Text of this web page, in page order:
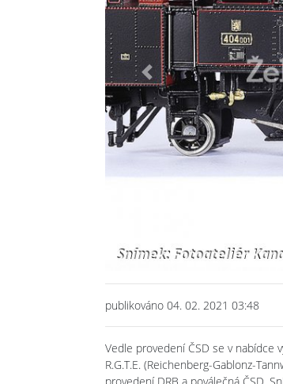
Previous
publikováno 04. 02. 2021 03:48
Vedle provedení ČSD se v nabídce
R.G.T.E. (Reichenberg-Gablonz-
provedení DRB a poválečná ČSD.